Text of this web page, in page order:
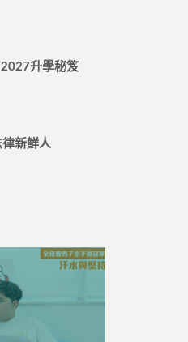
升學秘笈
律新鮮人